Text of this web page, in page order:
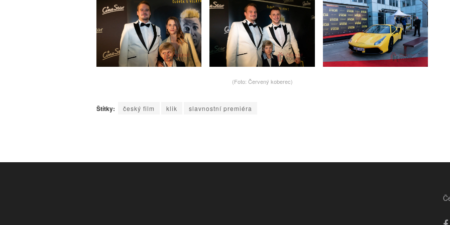
(Foto: Červený koberec)
Štítky: český film klik slavnostní premiéra